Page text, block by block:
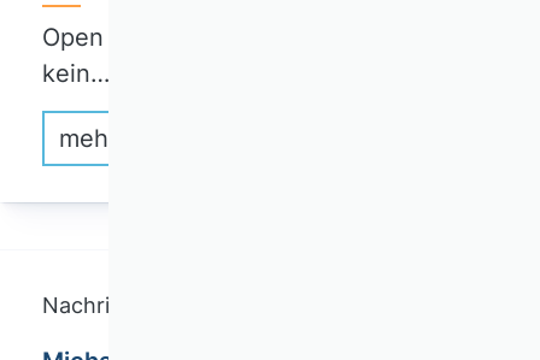
Open Science kommt. Open Science ist
kein…
mehr erfahren
Nachricht